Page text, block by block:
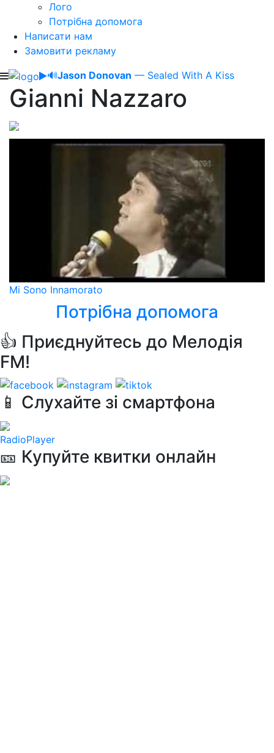
Лого
Потрібна допомога
Написати нам
Замовити рекламу
🔊Jason Donovan — Sealed With A Kiss
Gianni Nazzaro
Mi Sono Innamorato
Потрібна допомога
👍 Приєднуйтесь до Мелодія
FM!
📱 Слухайте зі смартфона
RadioPlayer
🎫 Купуйте квитки онлайн